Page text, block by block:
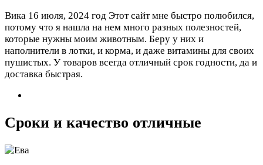
Вика 16 июля, 2024 год Этот сайт мне быстро полюбился,
потому что я нашла на нем много разных полезностей,
которые нужны моим животным. Беру у них и
наполнители в лотки, и корма, и даже витамины для своих
пушистых. У товаров всегда отличный срок годности, да и
доставка быстрая.
Сроки и качество отличные